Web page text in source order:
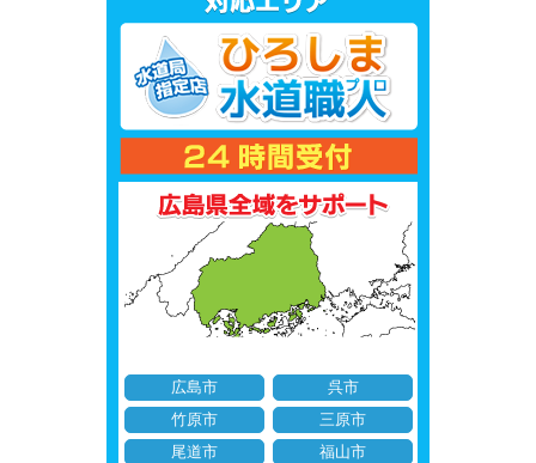
広島市
呉市
竹原市
三原市
尾道市
福山市